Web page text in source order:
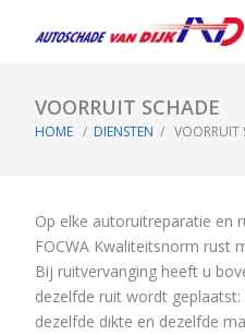
VOORRUIT SCHADE
HOME / DIENSTEN / VOORRUIT
Op elke autoruitreparatie en
FOCWA Kwaliteitsnorm rust
Bij ruitvervanging heeft u
dezelfde ruit wordt
dezelfde dikte en dezelfde